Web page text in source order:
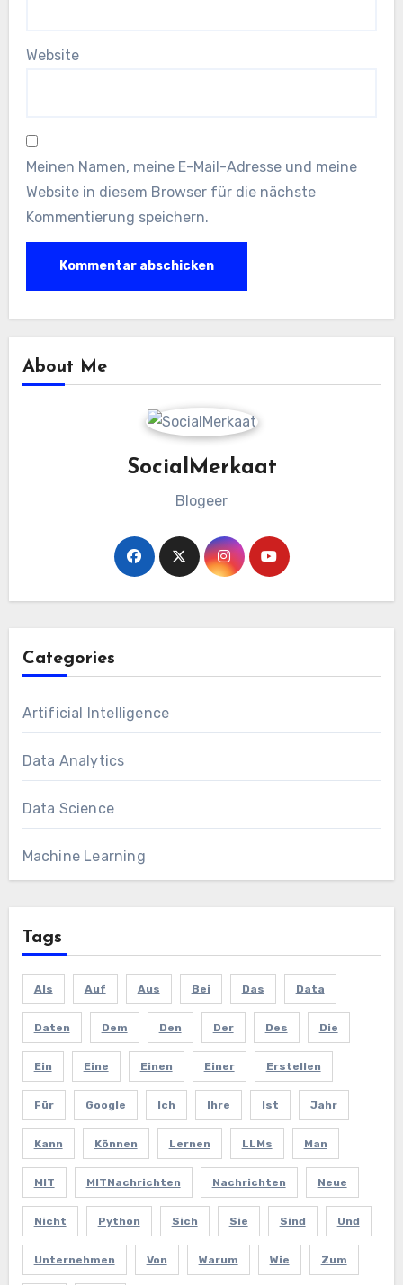
Website
Meinen Namen, meine E-Mail-Adresse und meine
Website in diesem Browser für die nächste
Kommentierung speichern.
About Me
SocialMerkaat
Blogeer
Categories
Artificial Intelligence
Data Analytics
Data Science
Machine Learning
Tags
Als Auf Aus Bei Das Data
Daten Dem Den Der Des Die
Ein Eine Einen Einer Erstellen
Für Google Ich Ihre Ist Jahr
Kann Können Lernen LLMs Man
MIT MITNachrichten Nachrichten Neue
Nicht Python Sich Sie Sind Und
Unternehmen Von Warum Wie Zum